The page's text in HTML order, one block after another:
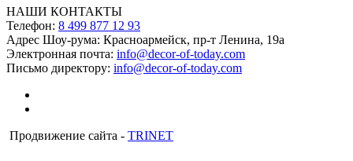
НАШИ КОНТАКТЫ
Телефон: 8 499 877 12 93
Адрес Шоу-рума: Красноармейск, пр-т Ленина, 19а
Электронная почта: info@decor-of-today.com
Письмо директору: info@decor-of-today.com
Продвижение сайта - TRINET